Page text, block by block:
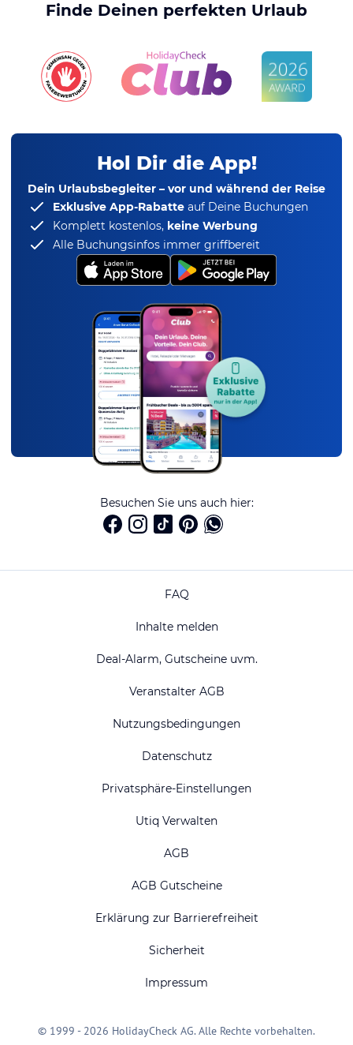
Finde Deinen perfekten Urlaub
Hol Dir die App!
Dein Urlaubsbegleiter – vor und während der Reise
Exklusive App-Rabatte auf Deine Buchungen
Komplett kostenlos, keine Werbung
Alle Buchungsinfos immer griffbereit
Besuchen Sie uns auch hier:
FAQ
Inhalte melden
Deal-Alarm, Gutscheine uvm.
Veranstalter AGB
Nutzungsbedingungen
Datenschutz
Privatsphäre-Einstellungen
Utiq Verwalten
AGB
AGB Gutscheine
Erklärung zur Barrierefreiheit
Sicherheit
Impressum
© 1999 - 2026 HolidayCheck AG. Alle Rechte vorbehalten.